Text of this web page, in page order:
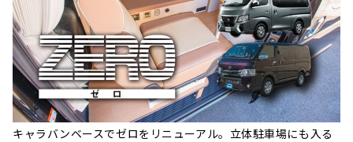
キャラバンベースでゼロをリニューアル。立体駐車場にも入る